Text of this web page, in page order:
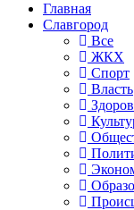
Главная
Славгород
Все
ЖКХ
Спорт
Власть